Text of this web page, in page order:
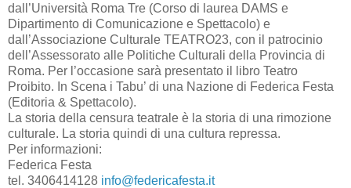
dall’Università Roma Tre (Corso di laurea DAMS e
Dipartimento di Comunicazione e Spettacolo) e
dall’Associazione Culturale TEATRO23, con il patrocinio
dell’Assessorato alle Politiche Culturali della Provincia di
Roma. Per l’occasione sarà presentato il libro Teatro
Proibito. In Scena i Tabu’ di una Nazione di Federica Festa
(Editoria & Spettacolo).
La storia della censura teatrale è la storia di una rimozione
culturale. La storia quindi di una cultura repressa.
Per informazioni:
Federica Festa
tel. 3406414128 info@federicafesta.it